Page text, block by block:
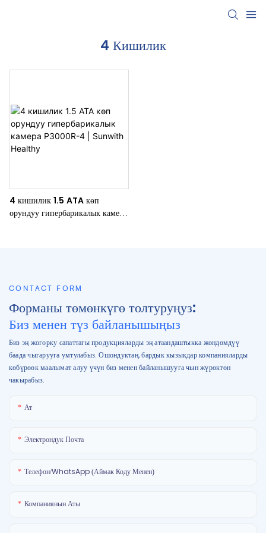
4 Кишилик
4 кишилик 1.5 ATA көп
орундуу гипербарикалык камера
CONTACT FORM
Форманы төмөнкүгө толтуруңуз:
Биз менен түз байланышыңыз
Биз эң жогорку сапаттагы продукцияларды эң атаандаштыкка жөндөмдүү
баада чыгарууга умтулабыз. Ошондуктан, бардык кызыкдар компанияларды
көбүрөөк маалымат алуу үчүн биз менен байланышууга чын жүрөктөн
чакырабыз.
Ат
Электрондук Почта
Телефон/WhatsApp (аймак Коду Менен)
Компаниянын Аты